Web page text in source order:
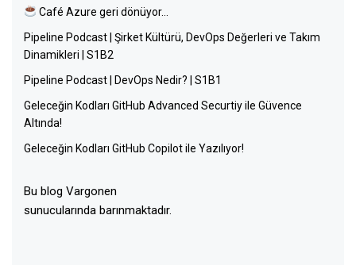
Café Azure geri dönüyor…
Pipeline Podcast | Şirket Kültürü, DevOps Değerleri ve Takım
Dinamikleri | S1B2
Pipeline Podcast | DevOps Nedir? | S1B1
Geleceğin Kodları GitHub Advanced Securtiy ile Güvence
Altında!
Geleceğin Kodları GitHub Copilot ile Yazılıyor!
Bu blog Vargonen
sunucularında barınmaktadır.